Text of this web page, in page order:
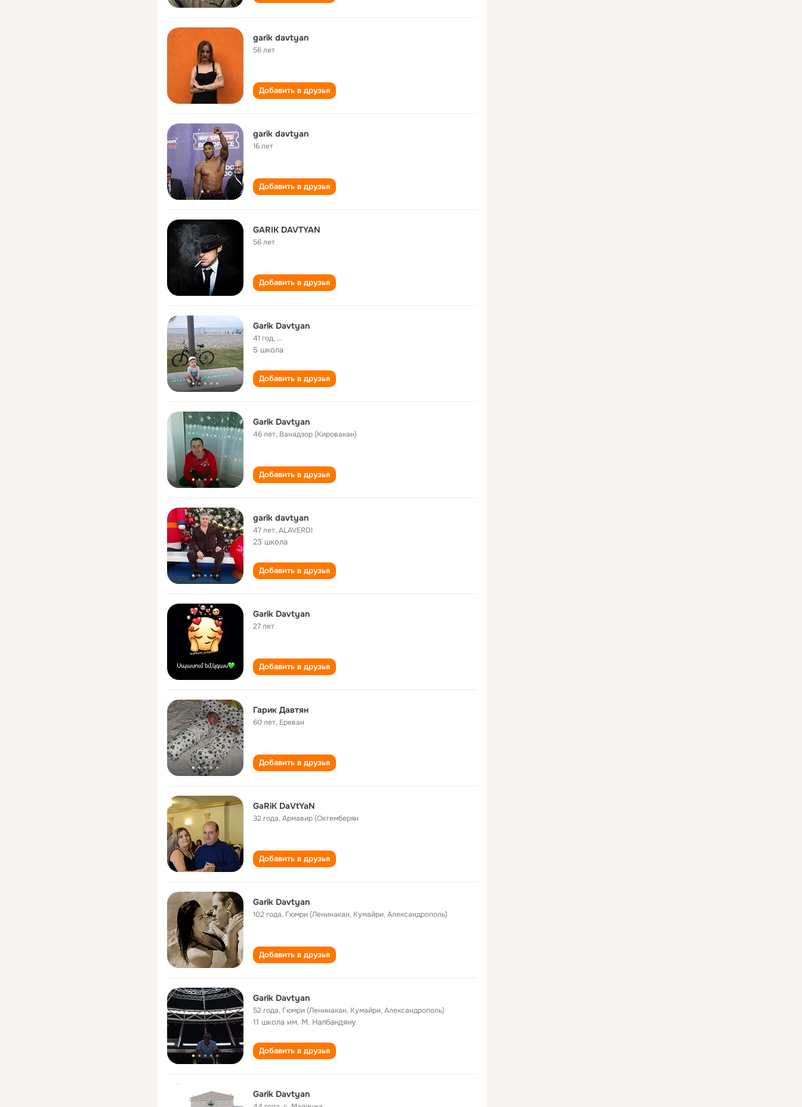
garik davtyan
56 лет
Добавить в друзья
garik davtyan
16 лет
Добавить в друзья
GARIK DAVTYAN
56 лет
Добавить в друзья
Garik Davtyan
41 год, ...
5 школа
Добавить в друзья
Garik Davtyan
46 лет, Ванадзор (Кировакан)
Добавить в друзья
garik davtyan
47 лет,ALAVERDI
23 школа
Добавить в друзья
Garik Davtyan
27 лет
Добавить в друзья
Гарик Давтян
60 лет, Ереван
Добавить в друзья
GaRiK DaVtYaN
32 года,Армавир (Октемберян
Добавить в друзья
Garik Davtyan
102 года, Гюмри (Ленинакан, Кумайри, Александрополь)
Добавить в друзья
Garik Davtyan
52 года, Гюмри (Ленинакан, Кумайри, Александрополь)
11 школа им. М. Налбандяну
Добавить в друзья
Garik Davtyan